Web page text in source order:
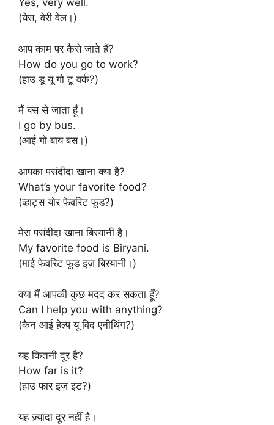
Yes, very well.
(येस, वेरी वेल।)
आप काम पर कैसे जाते हैं?
How do you go to work?
(हाउ डू यू गो टू वर्क?)
मैं बस से जाता हूँ।
I go by bus.
(आई गो बाय बस।)
आपका पसंदीदा खाना क्या है?
What’s your favorite food?
(व्हाट्स योर फेवरिट फूड?)
मेरा पसंदीदा खाना बिरयानी है।
My favorite food is Biryani.
(माई फेवरिट फूड इज़ बिरयानी।)
क्या मैं आपकी कुछ मदद कर सकता हूँ?
Can I help you with anything?
(कैन आई हेल्प यू विद एनीथिंग?)
यह कितनी दूर है?
How far is it?
(हाउ फार इज़ इट?)
यह ज़्यादा दूर नहीं है।